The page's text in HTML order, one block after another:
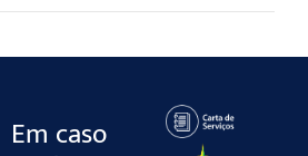
Em caso